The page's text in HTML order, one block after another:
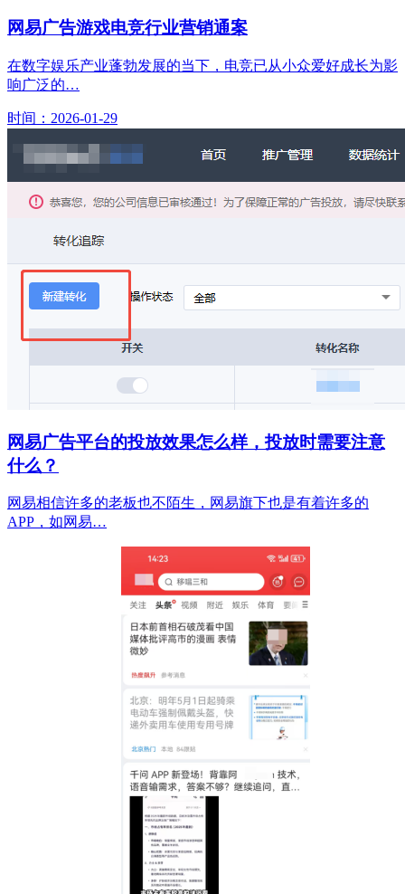
网易广告游戏电竞行业营销通案
在数字娱乐产业蓬勃发展的当下，电竞已从小众爱好成长为影
响广泛的…
时间：2026-01-29
网易广告平台的投放效果怎么样，投放时需要注意
什么？
网易相信许多的老板也不陌生，网易旗下也是有着许多的
APP，如网易…